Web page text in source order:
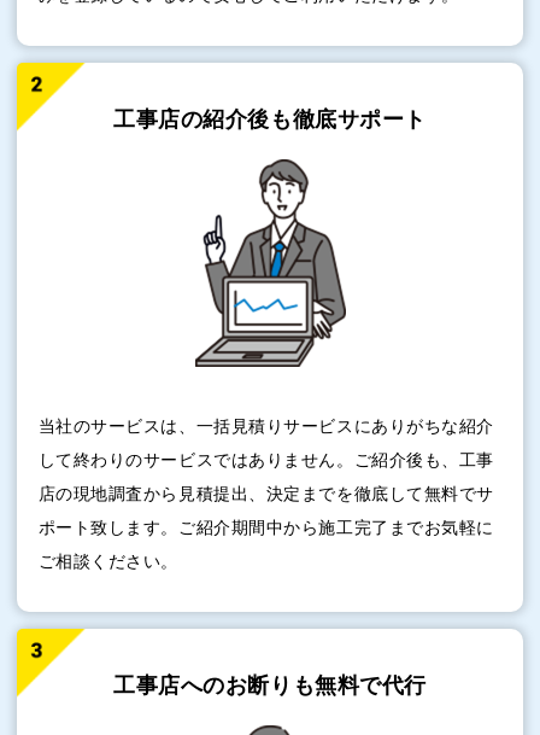
工事店の紹介後も徹底サポート
当社のサービスは、一括見積りサービスにありがちな紹介
して終わりのサービスではありません。ご紹介後も、工事
店の現地調査から見積提出、決定までを徹底して無料でサ
ポート致します。ご紹介期間中から施工完了までお気軽に
ご相談ください。
工事店へのお断りも無料で代行